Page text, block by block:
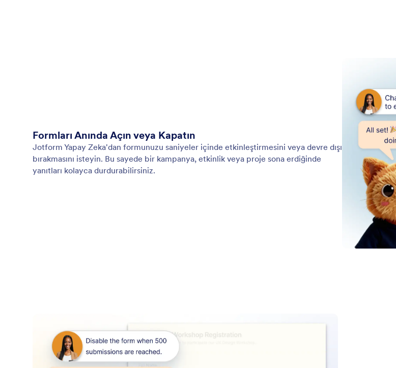
Formları Anında Açın veya Kapatın
Jotform Yapay Zeka'dan formunuzu saniyeler içinde etkinleştirmesini veya devre dışı
bırakmasını isteyin. Bu sayede bir kampanya, etkinlik veya proje sona erdiğinde
yanıtları kolayca durdurabilirsiniz.